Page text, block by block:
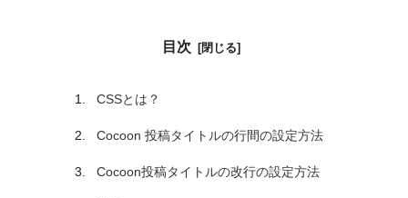
目次
CSSとは？
Cocoon 投稿タイトルの行間の設定方法
Cocoon投稿タイトルの改行の設定方法